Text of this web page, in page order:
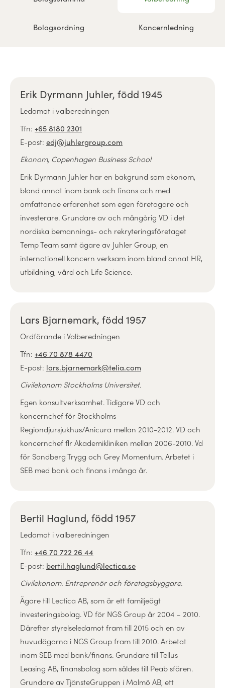
Bolagsordning Koncernledning
Erik Dyrmann Juhler, född 1945
Ledamot i valberedningen
Tfn: +65 8180 2301
E-post: edj@juhlergroup.com
Ekonom, Copenhagen Business School
Erik Dyrmann Juhler har en bakgrund som ekonom,
bland annat inom bank och finans och med
omfattande erfarenhet som egen företagare och
investerare. Grundare av och mångårig VD i det
nordiska bemannings- och rekryteringsföretaget
Temp Team samt ägare av Juhler Group, en
internationell koncern verksam inom bland annat HR,
utbildning, vård och Life Science.
Lars Bjarnemark, född 1957
Ordförande i Valberedningen
Tfn: +46 70 878 4470
E-post: lars.bjarnemark@telia.com
Civilekonom Stockholms Universitet.
Egen konsultverksamhet. Tidigare VD och
koncernchef för Stockholms
Regiondjursjukhus/Anicura mellan 2010-2012. VD och
koncernchef flr Akademikliniken mellan 2006-2010. Vd
för Sandberg Trygg och Grey Momentum. Arbetet i
SEB med bank och finans i många år.
Bertil Haglund, född 1957
Ledamot i valberedningen
Tfn: +46 70 722 26 44
E-post: bertil.haglund@lectica.se
Civilekonom. Entreprenör och företagsbyggare.
Ägare till Lectica AB, som är ett familjeägt
investeringsbolag. VD för NGS Group år 2004 – 2010.
Därefter styrelseledamot fram till 2015 och en av
huvudägarna i NGS Group fram till 2010. Arbetat
inom SEB med bank/finans. Grundare till Tellus
Leasing AB, finansbolag som såldes till Peab sfären.
Grundare av TjänsteGruppen i Malmö AB, ett